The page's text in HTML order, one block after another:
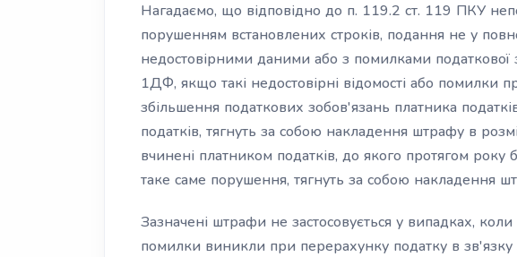
Нагадаємо, що відповідно до п. 119.2 ст. 119 ПКУ
порушенням встановлених строків, подання не у
недостовірними даними або з помилками
1ДФ, якщо такі недостовірні відомості або помилки
збільшення податкових зобов'язань платника
податків, тягнуть за собою накладення штрафу в
вчинені платником податків, до якого протягом року
таке саме порушення, тягнуть за собою накладення
Зазначені штрафи не застосовується у випадках, коли
помилки виникли при перерахунку податку в